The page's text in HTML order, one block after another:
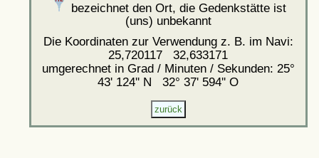
bezeichnet den Ort, die Gedenkstätte ist
(uns) unbekannt
Die Koordinaten zur Verwendung z. B. im Navi:
25,720117 32,633171
umgerechnet in Grad / Minuten / Sekunden: 25°
43' 124'' N 32° 37' 594'' O